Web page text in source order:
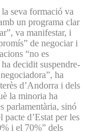
seva formació va
un programa clar
va manifestar, i
de negociar i
“no es
decidit suspendre-
ha
d’Andorra i dels
la minoria ha
parlamentària, sinó
d’Estat per les
i el 70%” dels